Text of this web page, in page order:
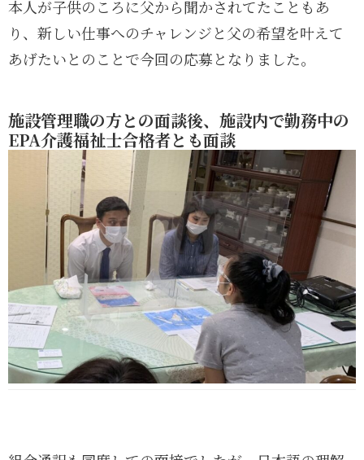
本人が子供のころに父から聞かされてたこともあ
り、新しい仕事へのチャレンジと父の希望を叶えて
あげたいとのことで今回の応募となりました。
施設管理職の方との面談後、施設内で勤務中の
EPA介護福祉士合格者とも面談